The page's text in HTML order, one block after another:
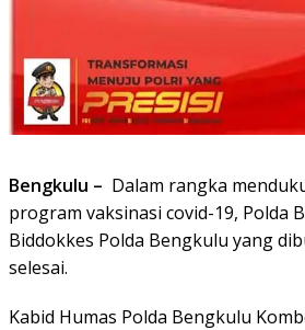
Bengkulu – Dalam rangka
program vaksinasi covid-19, Polda
Biddokkes Polda Bengkulu yang
selesai.
Kabid Humas Polda Bengkulu